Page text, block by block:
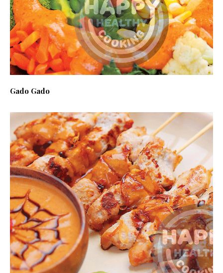
Gado Gado